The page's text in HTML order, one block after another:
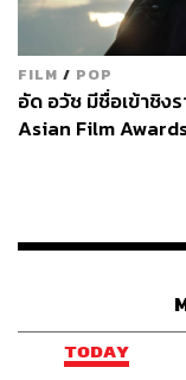
FILM / POP
อัด อวัช มีชื่อเข้าชิง
Asian Film
TODAY